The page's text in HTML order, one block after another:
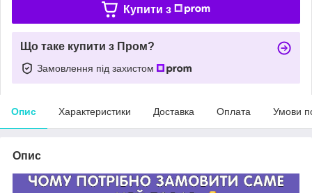
Купити з
Що таке купити з Пром?
Замовлення під захистом
Опис Характеристики Доставка Оплата Умови
Опис